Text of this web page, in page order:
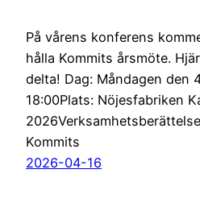
På vårens konferens
hålla Kommits årsmöte.
delta! Dag: Måndagen den
18:00Plats: Nöjesfabriken
Kommits
2026-04-16